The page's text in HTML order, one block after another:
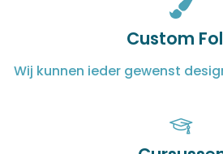
Custom
Wij kunnen ieder gewenst